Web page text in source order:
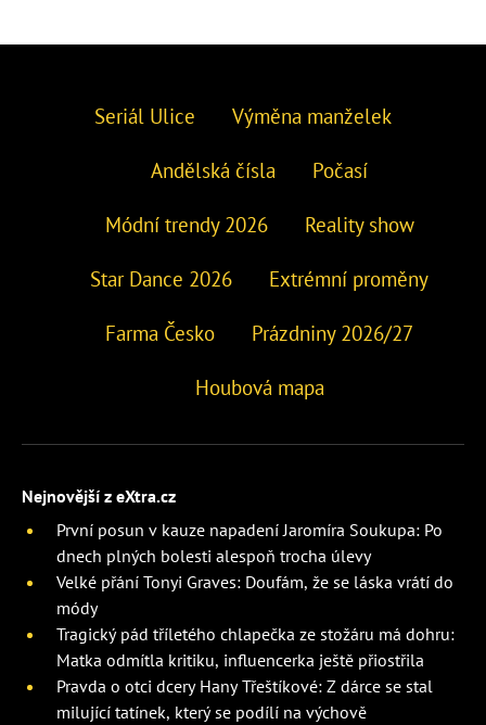
Seriál Ulice Výměna manželek
Andělská čísla Počasí
Módní trendy 2026 Reality show
Star Dance 2026 Extrémní proměny
Farma Česko Prázdniny 2026/27
Houbová mapa
Nejnovější z eXtra.cz
První posun v kauze napadení Jaromíra Soukupa: Po
dnech plných bolesti alespoň trocha úlevy
Velké přání Tonyi Graves: Doufám, že se láska vrátí do
módy
Tragický pád tříletého chlapečka ze stožáru má dohru:
Matka odmítla kritiku, influencerka ještě přiostřila
Pravda o otci dcery Hany Třeštíkové: Z dárce se stal
milující tatínek, který se podílí na výchově